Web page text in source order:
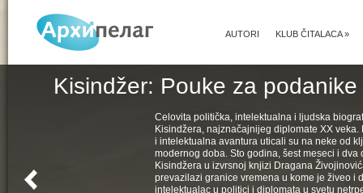
KLUB ČITALACA»
AUTORI
Kisindžer: Pouke za
Celovita politička, intelektualna i ljudska
Kisindžera, najznačajnijeg diplomate XX
i intelektualna avantura uticali su na neke od
modernog doba. Sto godina, šest meseci i dva
Kisindžera u izvrsnoj knjizi Dragana
prevazilazi granice vremena u kome je živeo i
intelektualac u politici i diplomata u svetu